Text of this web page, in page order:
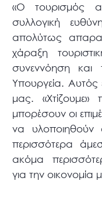
«Ο τουρισμός
συλλογική
απολύτως
χάραξη
συνεννόηση
Υπουργεία. Αυτός
μας. «Χτίζουμε»
μπορέσουν οι
να υλοποιηθούν
περισσότερα
ακόμα
για την οικονομία